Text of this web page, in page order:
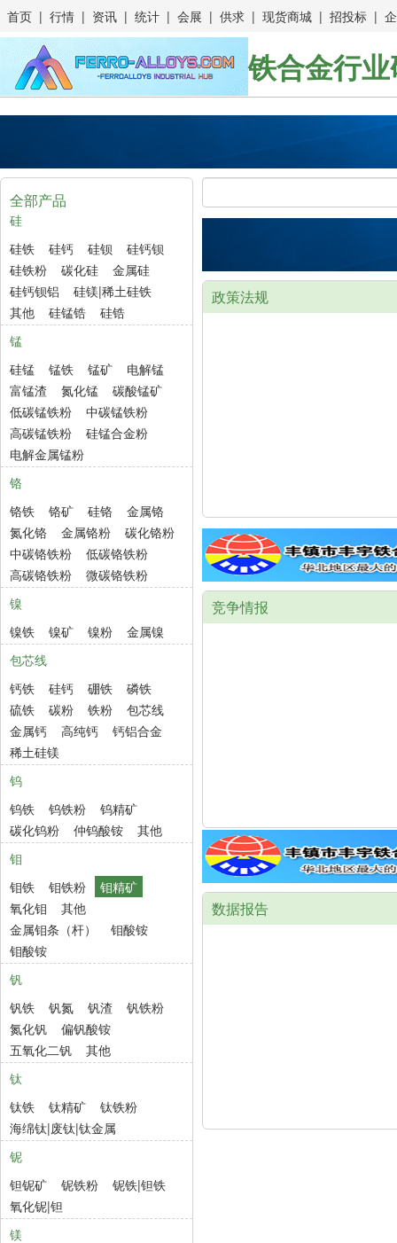
首页 | 行情 | 资讯 | 统计 | 会展 | 供求 | 现货商城 | 招投标 |
铁合金行
全部产品
硅
硅铁
硅钙 硅钡
硅钙钡
硅铁粉
碳化硅
金属硅
硅钙钡铝
硅镁|稀土硅铁
其他
硅锰锆
硅锆
锰
硅锰
锰铁 锰矿
电解锰
富锰渣
氮化锰
碳酸锰矿
低碳锰铁粉
中碳锰铁粉
高碳锰铁粉
硅锰合金粉
电解金属锰粉
铬
铬铁
铬矿 硅铬
金属铬
氮化铬
金属铬粉
碳化铬粉
中碳铬铁粉
低碳铬铁粉
高碳铬铁粉
微碳铬铁粉
镍
镍铁
镍矿 镍粉
金属镍
包芯线
钙铁
硅钙 硼铁
磷铁
硫铁
碳粉 铁粉
包芯线
金属钙
高纯钙
钙铝合金
稀土硅镁
钨
钨铁
钨铁粉
钨精矿
碳化钨粉
仲钨酸铵
其他
钼
钼铁
钼铁粉
钼精矿
氧化钼
其他
金属钼条（杆）
钼酸铵
钼酸铵
钒
钒铁
钒氮 钒渣
钒铁粉
氮化钒
偏钒酸铵
五氧化二钒
其他
钛
钛铁
钛精矿
钛铁粉
海绵钛|废钛|钛金属
铌
钽铌矿
铌铁粉
铌铁|钽铁
氧化铌|钽
镁
政策法规
竞争情报
数据报告